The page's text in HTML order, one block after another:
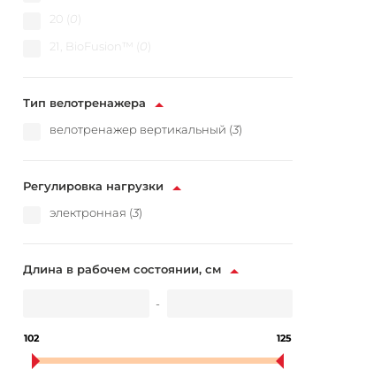
20 ( 0
21, BioFusion™ ( 0
Тип велотренажера
велотренажер вертикальный (3)
Регулировка нагрузки
электронная (3)
Длина в рабочем состоянии, см
-
102 125